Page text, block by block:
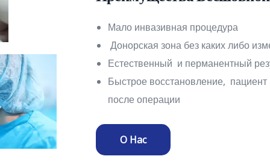
Мало инвазивная процедура
Донорская зона без каких либо
Естественный и перманентный
Быстрое восстановление,
после операции
О Нас